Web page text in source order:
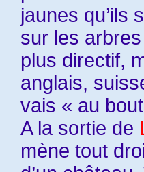
jaunes qu’ils
sur les
plus directif,
anglais,
vais « au
A la sortie de
mène tout